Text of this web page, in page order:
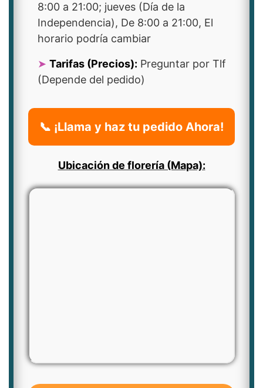
8:00 a 21:00; jueves (Día de la
Independencia), De 8:00 a 21:00, El
horario podría cambiar
Tarifas (Precios): Preguntar por Tlf
(Depende del pedido)
📞 ¡Llama y haz tu pedido Ahora!
Ubicación de florería (Mapa):